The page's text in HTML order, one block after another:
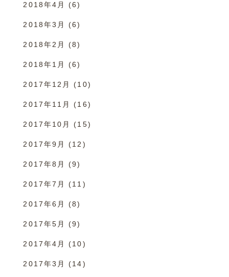
2018年4月 (6)
2018年3月 (6)
2018年2月 (8)
2018年1月 (6)
2017年12月 (10)
2017年11月 (16)
2017年10月 (15)
2017年9月 (12)
2017年8月 (9)
2017年7月 (11)
2017年6月 (8)
2017年5月 (9)
2017年4月 (10)
2017年3月 (14)